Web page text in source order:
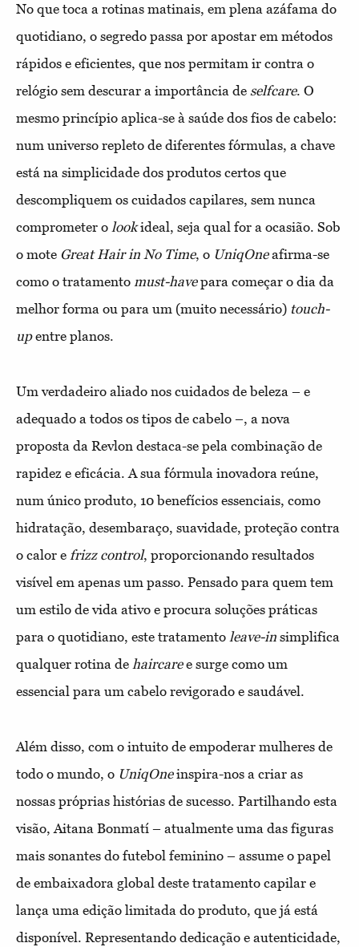
No que toca a rotinas matinais, em plena azáfama do
quotidiano, o segredo passa por apostar em métodos
rápidos e eficientes, que nos permitam ir contra o
relógio sem descurar a importância de selfcare. O
mesmo princípio aplica-se à saúde dos fios de cabelo:
num universo repleto de diferentes fórmulas, a chave
está na simplicidade dos produtos certos que
descompliquem os cuidados capilares, sem nunca
comprometer o lookideal, seja qual for a ocasião. Sob
o mote Great Hair in No Time, o UniqOneafirma-se
como o tratamento must-havepara começar o dia da
melhor forma ou para um (muito necessário) touch-
upentre planos.
Um verdadeiro aliado nos cuidados de beleza – e
adequado a todos os tipos de cabelo –, a nova
proposta da Revlon destaca-se pela combinação de
rapidez e eficácia. A sua fórmula inovadora reúne,
num único produto, 10 benefícios essenciais, como
hidratação, desembaraço, suavidade, proteção contra
o calor e frizz control, proporcionando resultados
visível em apenas um passo. Pensado para quem tem
um estilo de vida ativo e procura soluções práticas
para o quotidiano, este tratamento leave-in simplifica
qualquer rotina de haircaree surge como um
essencial para um cabelo revigorado e saudável.
Além disso, com o intuito de empoderar mulheres de
todo o mundo, o UniqOneinspira-nos a criar as
nossas próprias histórias de sucesso. Partilhando esta
visão, Aitana Bonmatí – atualmente uma das figuras
mais sonantes do futebol feminino – assume o papel
de embaixadora global deste tratamento capilar e
lança uma edição limitada do produto, que já está
disponível. Representando dedicação e autenticidade,